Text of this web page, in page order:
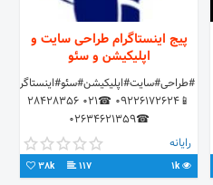
پیج اینستاگرام طراحی سایت و
اپلیکیشن و سئو
📱09226172624 ☎021 28428356
☎02634621359
رایانه
1k
117
38k